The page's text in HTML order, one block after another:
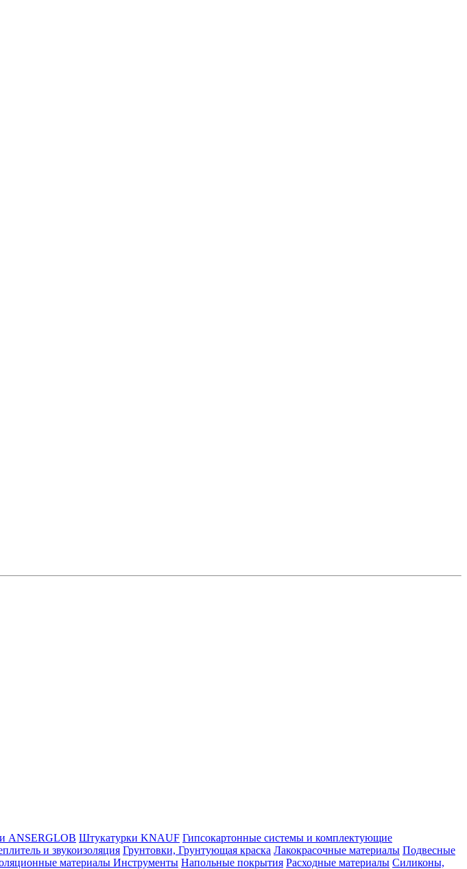
ANSERGLOB Штукатурки KNAUF Гипсокартонные системы и комплектующие
и звукоизоляция Грунтовки, Грунтующая краска Лакокрасочные материалы Подвесные
материалы Инструменты Напольные покрытия Расходные материалы Силиконы,